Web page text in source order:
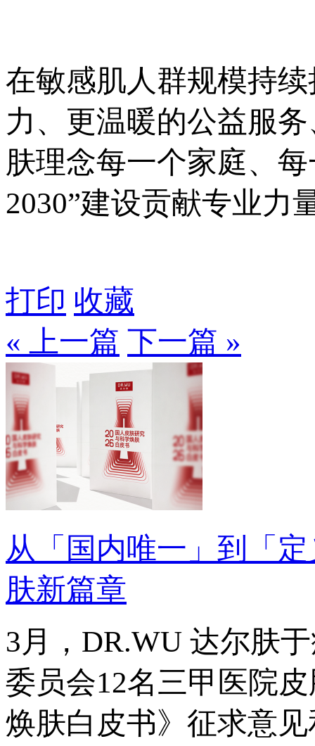
在敏感肌人群规模持
力、更温暖的公益服
肤理念每一个家庭、
2030”建设贡献专业力
打印 收藏
« 上一篇 下一篇 »
从「国内唯一」到「
肤新篇章
3月，DR.WU 达尔肤
委员会12名三甲医院
焕肤白皮书》征求意